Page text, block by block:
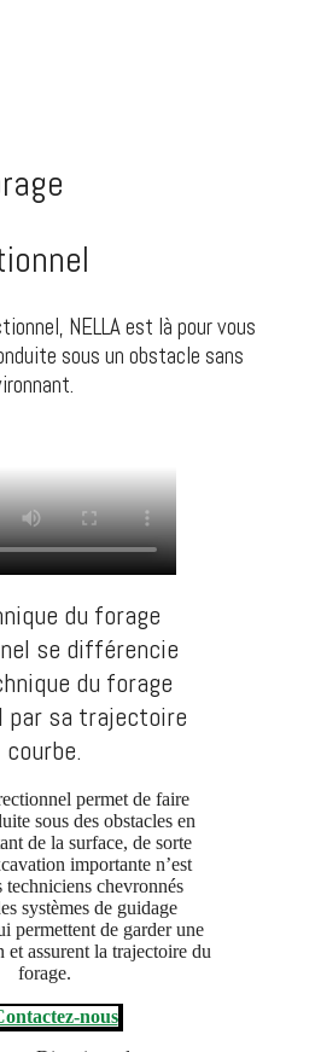
NELLA est là pour vous
sous un obstacle sans
du forage
se différencie
du forage
par sa trajectoire
courbe.
permet de faire
sous des obstacles en
de la surface, de sorte
importante n’est
techniciens chevronnés
systèmes de guidage
permettent de garder une
et assurent la trajectoire du
forage.
nous